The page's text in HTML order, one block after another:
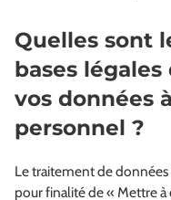
Quelles sont
bases
vos données
personnel ?
Le traitement de
pour finalité de « Mettre